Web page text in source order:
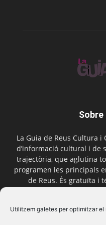
Utilitzem galetes per optimitzar
La Guia de Reus Cultura
d’informació cultural i de
trajectòria, que aglutina
programen les principals
de Reus. És gratuïta i